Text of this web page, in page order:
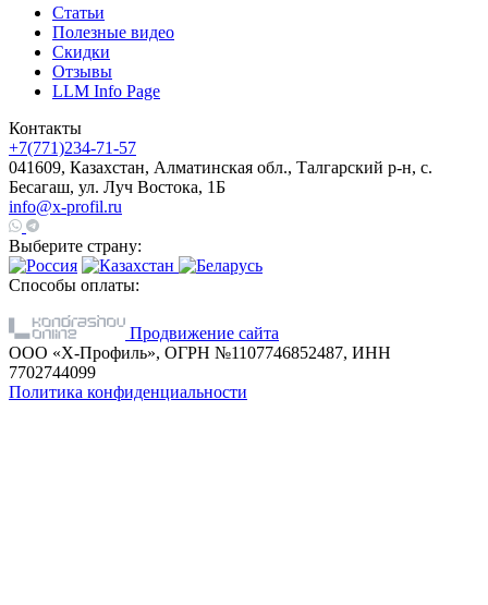
Статьи
Полезные видео
Скидки
Отзывы
LLM Info Page
Контакты
+7(771)234-71-57
041609, Казахстан, Алматинская обл., Талгарский р-н, с.
Бесагаш, ул. Луч Востока, 1Б
info@x-profil.ru
Выберите страну:
Способы оплаты:
Продвижение сайта
ООО «Х-Профиль», ОГРН №1107746852487, ИНН
7702744099
Политика конфиденциальности